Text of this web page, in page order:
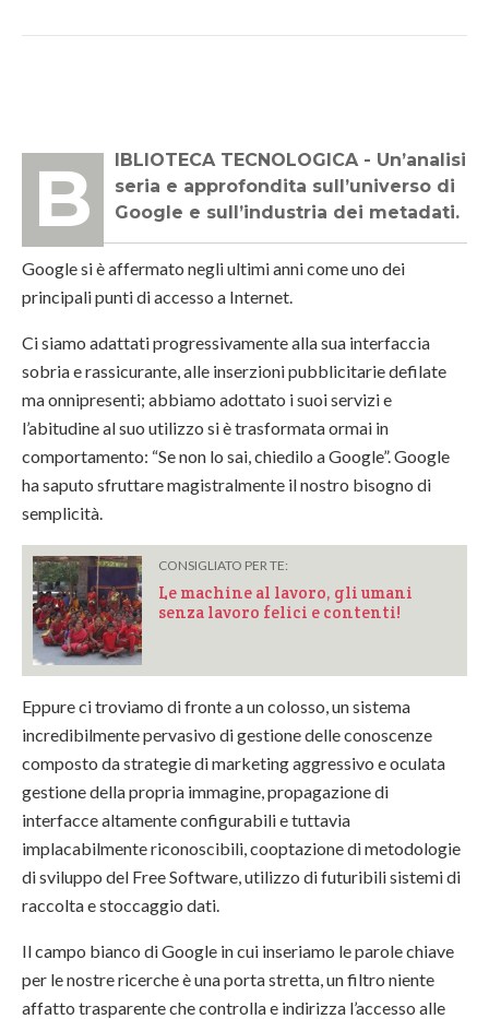
BIBLIOTECA TECNOLOGICA - Un’analisi
seria e approfondita sull’universo di
Google e sull’industria dei metadati.
Google si è affermato negli ultimi anni come uno dei
principali punti di accesso a Internet.
Ci siamo adattati progressivamente alla sua interfaccia
sobria e rassicurante, alle inserzioni pubblicitarie defilate
ma onnipresenti; abbiamo adottato i suoi servizi e
l’abitudine al suo utilizzo si è trasformata ormai in
comportamento: “Se non lo sai, chiedilo a Google”. Google
ha saputo sfruttare magistralmente il nostro bisogno di
semplicità.
CONSIGLIATO PER TE:
Le machine al lavoro, gli umani
senza lavoro felici e contenti!
Eppure ci troviamo di fronte a un colosso, un sistema
incredibilmente pervasivo di gestione delle conoscenze
composto da strategie di marketing aggressivo e oculata
gestione della propria immagine, propagazione di
interfacce altamente configurabili e tuttavia
implacabilmente riconoscibili, cooptazione di metodologie
di sviluppo del Free Software, utilizzo di futuribili sistemi di
raccolta e stoccaggio dati.
Il campo bianco di Google in cui inseriamo le parole chiave
per le nostre ricerche è una porta stretta, un filtro niente
affatto trasparente che controlla e indirizza l’accesso alle